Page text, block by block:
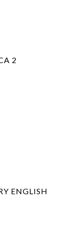
2
ENGLISH